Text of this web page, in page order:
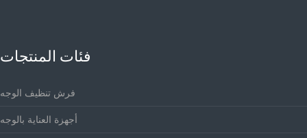
فئات المنتجات
فرش تنظيف الوجه
أجهزة العناية بالوجه